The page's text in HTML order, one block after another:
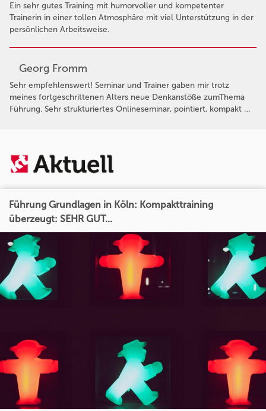
Ein sehr gutes Training mit humorvoller und kompetenter
Trainerin in einer tollen Atmosphäre mit viel Unterstützung in der
persönlichen Arbeitsweise.
Georg Fromm
Sehr empfehlenswert! Seminar und Trainer gaben mir trotz
meines fortgeschrittenen Alters neue Denkanstöße zumThema
Führung. Sehr strukturiertes Onlineseminar, pointiert, kompakt …
Führung Grundlagen in Köln: Kompakttraining
überzeugt: SEHR GUT...